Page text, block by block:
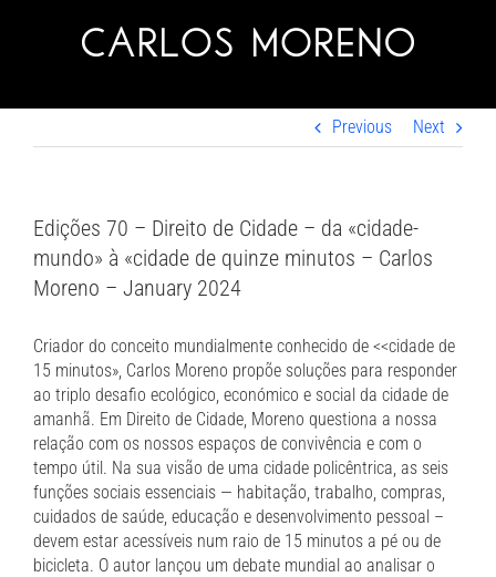
Previous Next
Edições 70 – Direito de Cidade – da «cidade-
mundo» à «cidade de quinze minutos – Carlos
Moreno – January 2024
Criador do conceito mundialmente conhecido de <<cidade de
15 minutos», Carlos Moreno propõe soluções para responder
ao triplo desafio ecológico, económico e social da cidade de
amanhã. Em Direito de Cidade, Moreno questiona a nossa
relação com os nossos espaços de convivência e com o
tempo útil. Na sua visão de uma cidade policêntrica, as seis
funções sociais essenciais — habitação, trabalho, compras,
cuidados de saúde, educação e desenvolvimento pessoal –
devem estar acessíveis num raio de 15 minutos a pé ou de
bicicleta. O autor lançou um debate mundial ao analisar o